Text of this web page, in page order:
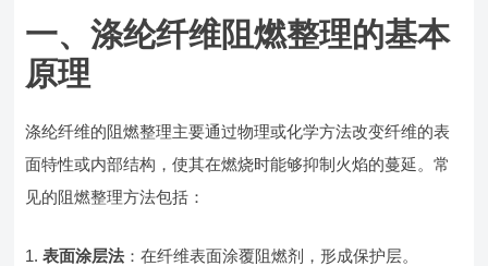
一、涤纶纤维阻燃整理的基本
原理
涤纶纤维的阻燃整理主要通过物理或化学方法改变纤维的表
面特性或内部结构，使其在燃烧时能够抑制火焰的蔓延。常
见的阻燃整理方法包括：
表面涂层法：在纤维表面涂覆阻燃剂，形成保护层。